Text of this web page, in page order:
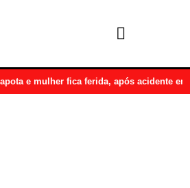
e mulher fica ferida, após acidente